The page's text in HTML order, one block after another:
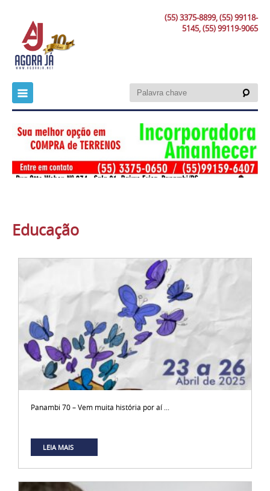
(55) 3375-8899, (55) 99118-
5145, (55) 99119-9065
Educação
Panambi 70 – Vem muita história por aí ...
LEIA MAIS